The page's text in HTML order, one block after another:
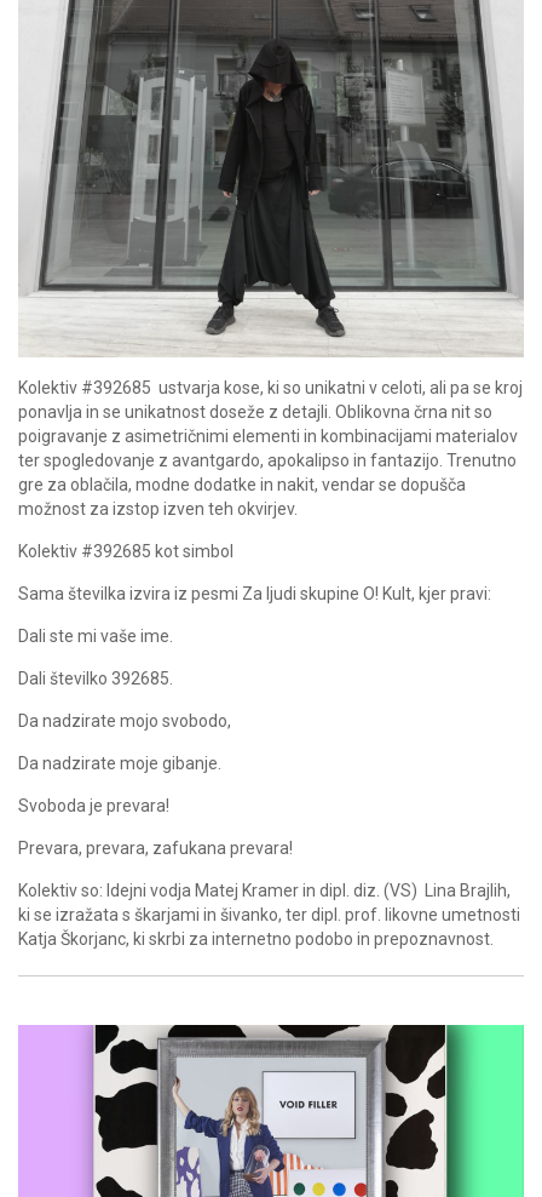
Kolektiv #392685 ustvarja kose, ki so unikatni v celoti, ali pa se kroj
ponavlja in se unikatnost doseže z detajli. Oblikovna črna nit so
poigravanje z asimetričnimi elementi in kombinacijami materialov
ter spogledovanje z avantgardo, apokalipso in fantazijo. Trenutno
gre za oblačila, modne dodatke in nakit, vendar se dopušča
možnost za izstop izven teh okvirjev.
Kolektiv #392685 kot simbol
Sama številka izvira iz pesmi Za ljudi skupine O! Kult, kjer pravi:
Dali ste mi vaše ime.
Dali številko 392685.
Da nadzirate mojo svobodo,
Da nadzirate moje gibanje.
Svoboda je prevara!
Prevara, prevara, zafukana prevara!
Kolektiv so: Idejni vodja Matej Kramer in dipl. diz. (VS) Lina Brajlih,
ki se izražata s škarjami in šivanko, ter dipl. prof. likovne umetnosti
Katja Škorjanc, ki skrbi za internetno podobo in prepoznavnost.